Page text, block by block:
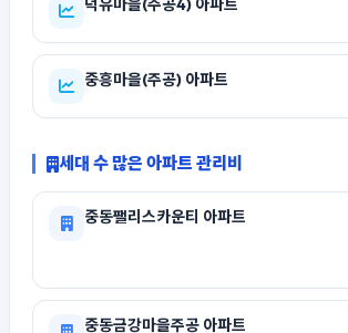
덕유마을(주공4) 아파트
중흥마을(주공) 아파트
세대 수 많은 아파트 관리비
중동팰리스카운티 아파트
중동금강마을주공 아파트